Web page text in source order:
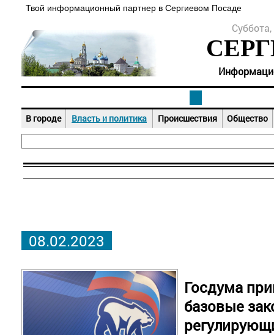
Твой информационный партнер в Сергиевом Посаде
В городе Власть и политика Происшествия Общество
08.02.2023
Госдума
базовые